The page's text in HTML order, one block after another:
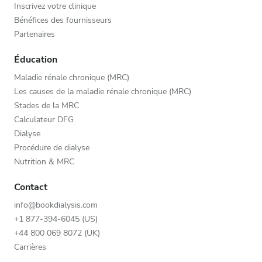
Inscrivez votre clinique
Bénéfices des fournisseurs
Partenaires
Éducation
Maladie rénale chronique (MRC)
Les causes de la maladie rénale chronique (MRC)
Stades de la MRC
Calculateur DFG
Dialyse
Procédure de dialyse
Nutrition & MRC
Contact
info@bookdialysis.com
+1 877-394-6045 (US)
+44 800 069 8072 (UK)
Carrières